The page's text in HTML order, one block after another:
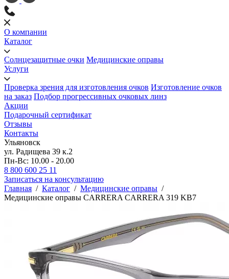
О компании
Каталог
Солнцезащитные очки Медицинские оправы
Услуги
Проверка зрения для изготовления очков Изготовление очков
на заказ Подбор прогрессивных очковых линз
Акции
Подарочный сертификат
Отзывы
Контакты
Ульяновск
ул. Радищева 39 к.2
Пн-Вс: 10.00 - 20.00
8 800 600 25 11
Записаться на консультацию
Главная / Каталог / Медицинские оправы /
Медицинские оправы CARRERA CARRERA 319 KB7